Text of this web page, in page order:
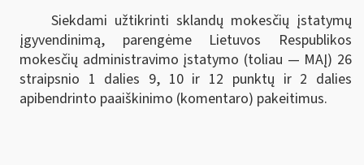
Siekdami užtikrinti sklandų mokesčių įstatymų
įgyvendinimą, parengėme Lietuvos Respublikos
mokesčių administravimo įstatymo (toliau — MAĮ) 26
straipsnio 1 dalies 9, 10 ir 12 punktų ir 2 dalies
apibendrinto paaiškinimo (komentaro) pakeitimus.